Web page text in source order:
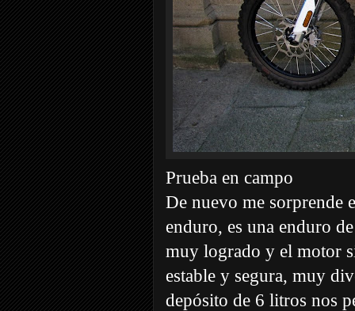
Prueba en campo
De nuevo me sorprende
enduro, es una enduro
muy logrado y el motor
estable y segura, muy
depósito de 6 litros nos